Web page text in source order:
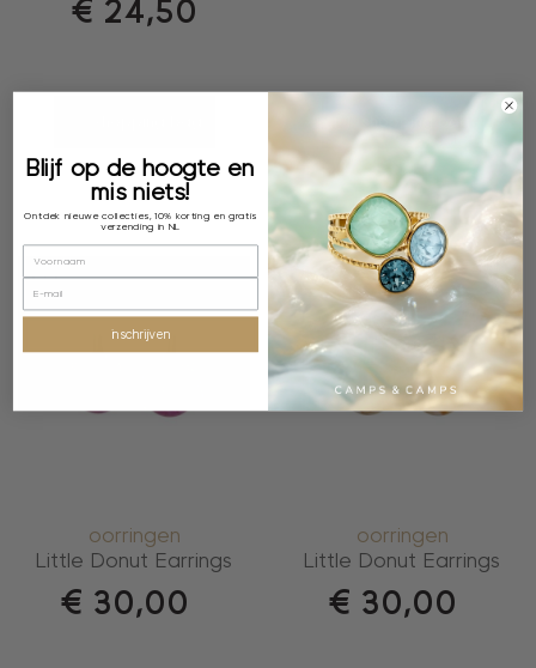
€ 24,50
oorringen
Little Donut Earrings
€ 30,00
oorringen
Little Donut Earrings
€ 30,00
Blijf op de hoogte en
mis niets!
Ontdek nieuwe collecties, 10% korting en gratis
verzending in NL
inschrijven